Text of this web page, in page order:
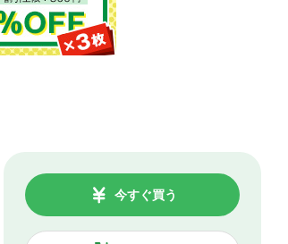
今すぐ買う